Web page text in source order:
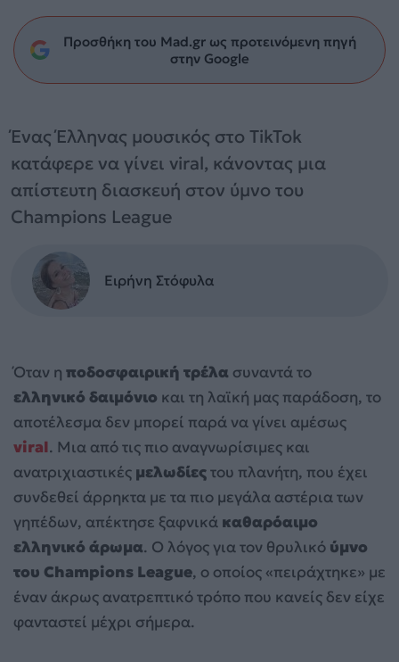
Προσθήκη του Mad.gr ως προτεινόμενη πηγή
στην Google
Ένας Έλληνας μουσικός στο TikTok
κατάφερε να γίνει viral, κάνοντας μια
απίστευτη διασκευή στον ύμνο του
Champions League
Ειρήνη Στόφυλα
Όταν η ποδοσφαιρική τρέλα συναντά το
ελληνικό δαιμόνιο και τη λαϊκή μας παράδοση, το
αποτέλεσμα δεν μπορεί παρά να γίνει αμέσως
viral. Μια από τις πιο αναγνωρίσιμες και
ανατριχιαστικές μελωδίεςτου πλανήτη, που έχει
συνδεθεί άρρηκτα με τα πιο μεγάλα αστέρια των
γηπέδων, απέκτησε ξαφνικά καθαρόαιμο
ελληνικό άρωμα. Ο λόγος για τον θρυλικό ύμνο
του Champions League, ο οποίος «πειράχτηκε» με
έναν άκρως ανατρεπτικό τρόπο που κανείς δεν είχε
φανταστεί μέχρι σήμερα.